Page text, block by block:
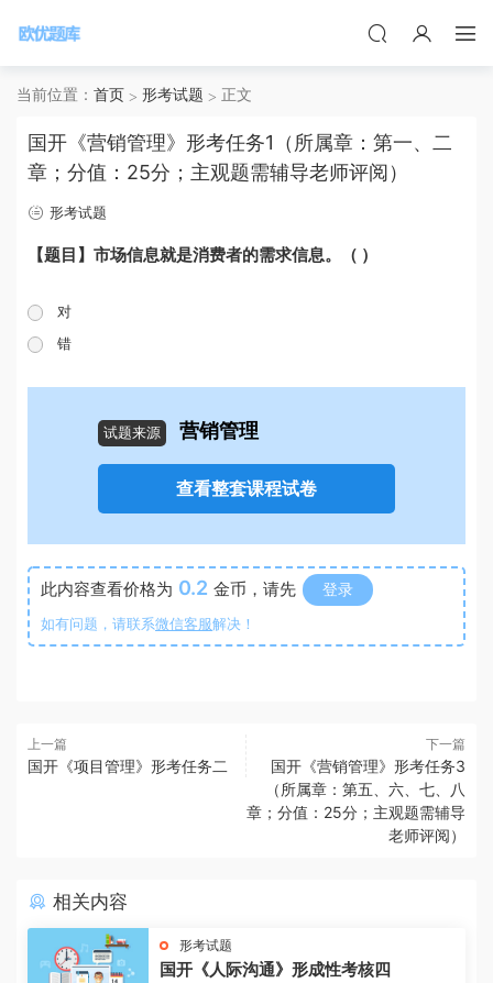
当前位置： 首页 形考试题 正文
国开《营销管理》形考任务1（所属章：第一、二
章；分值：25分；主观题需辅导老师评阅）
形考试题
【题目】市场信息就是消费者的需求信息。（ ）
对
错
试题来源 营销管理
查看整套课程试卷
此内容查看价格为 0.2 金币，请先 登录
如有问题，请联系微信客服解决！
上一篇
国开《项目管理》形考任务二
下一篇
国开《营销管理》形考任务3
（所属章：第五、六、七、八
章；分值：25分；主观题需辅导
老师评阅）
相关内容
形考试题
国开《人际沟通》形成性考核四